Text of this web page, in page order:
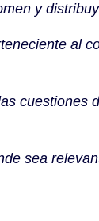
y
al
cuestiones
sea